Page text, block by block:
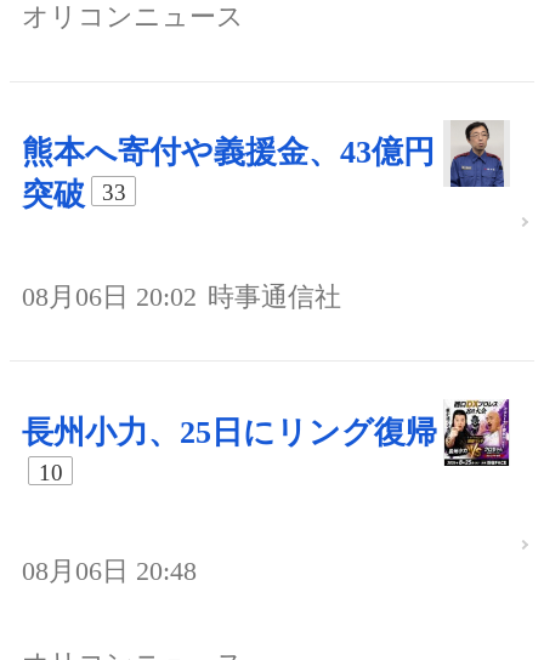
オリコンニュース
熊本へ寄付や義援金、43億円
突破
33
08月06日 20:02 時事通信社
長州小力、25日にリング復帰
10
08月06日 20:48